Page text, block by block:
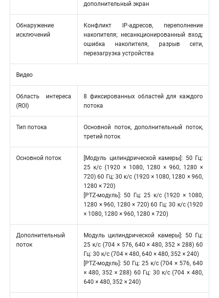
дополнительный экран
Обнаружение
исключений
Конфликт IP-адресов, переполнение
накопителя; несанкционированный вход;
ошибка накопителя, разрыв сети,
перезагрузка устройства
Видео
Область интереса
(ROI)
8 фиксированных областей для каждого
потока
Тип потока
Основной поток, дополнительный поток,
третий поток
Основной поток
[Модуль цилиндрической камеры]: 50 Гц:
25 к/с (1920 × 1080, 1280 × 960, 1280 ×
720) 60 Гц: 30 к/с (1920 × 1080, 1280 × 960,
1280 × 720)
[PTZ-модуль]: 50 Гц: 25 к/с (1920 × 1080,
1280 × 960, 1280 × 720) 60 Гц: 30 к/с (1920
× 1080, 1280 × 960, 1280 × 720)
Дополнительный
поток
Модуль цилиндрической камеры]: 50 Гц:
25 к/с (704 × 576, 640 × 480, 352 × 288) 60
Гц: 30 к/с (704 × 480, 640 × 480, 352 × 240)
[PTZ-модуль]: 50 Гц: 25 к/с (704 × 576, 640
× 480, 352 × 288) 60 Гц: 30 к/с (704 × 480,
640 × 480, 352 × 240)